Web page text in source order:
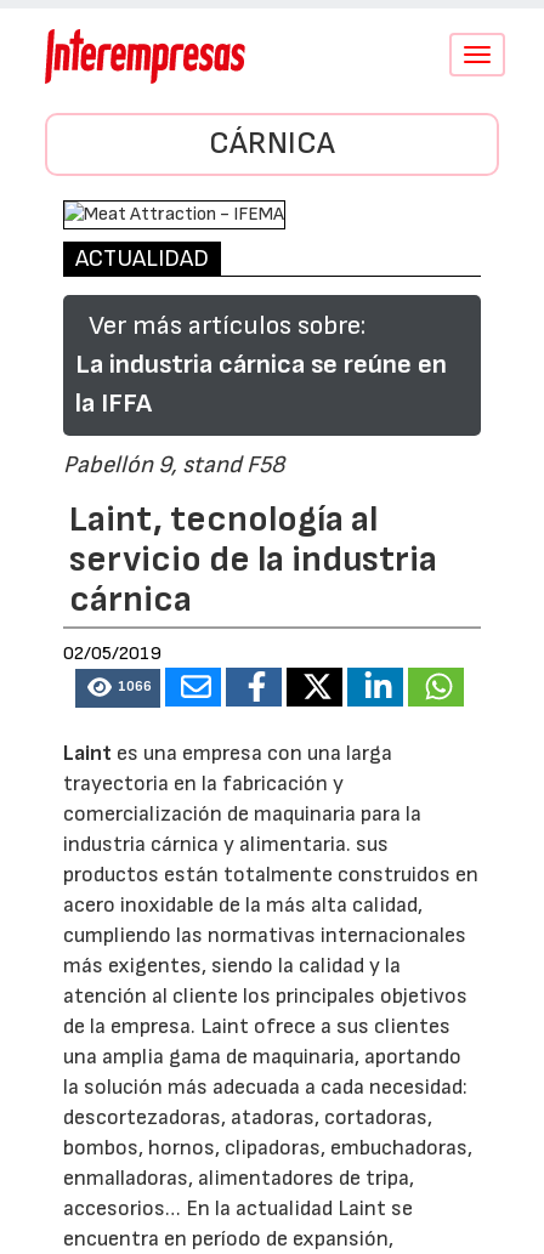
Conmutar
CÁRNICA
ACTUALIDAD
Ver más artículos sobre:
La industria cárnica se reúne en
la IFFA
Pabellón 9, stand F58
Laint, tecnología al
servicio de la industria
cárnica
02/05/2019
1066
Laint es una empresa con una larga
trayectoria en la fabricación y
comercialización de maquinaria para la
industria cárnica y alimentaria. sus
productos están totalmente construidos en
acero inoxidable de la más alta calidad,
cumpliendo las normativas internacionales
más exigentes, siendo la calidad y la
atención al cliente los principales objetivos
de la empresa. Laint ofrece a sus clientes
una amplia gama de maquinaria, aportando
la solución más adecuada a cada necesidad:
descortezadoras, atadoras, cortadoras,
bombos, hornos, clipadoras, embuchadoras,
enmalladoras, alimentadores de tripa,
accesorios… En la actualidad Laint se
encuentra en período de expansión,